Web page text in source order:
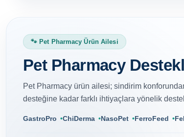
🐾 Pet Pharmacy Ürün Ailesi
Pet Pharmacy
Pet Pharmacy ürün ailesi; sindirim
desteğine kadar farklı ihtiyaçlara yönelik
GastroPro ChiDerma NasoPet FerroFeed